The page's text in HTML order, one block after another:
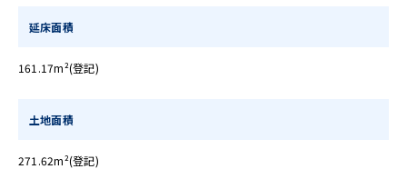
延床面積
161.17m²(登記)
土地面積
271.62m²(登記)